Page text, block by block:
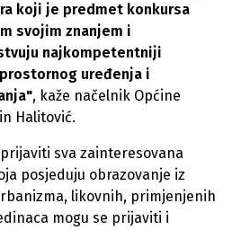
koji je predmet konkursa
svojim znanjem i
najkompetentniji
uređenja i
, kaže načelnik Općine
Halitović.
sva zainteresovana
posjeduju obrazovanje iz
likovnih, primjenjenih
mogu se prijaviti i